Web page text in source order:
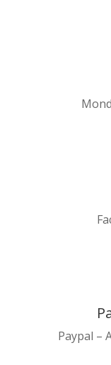
Paypal –